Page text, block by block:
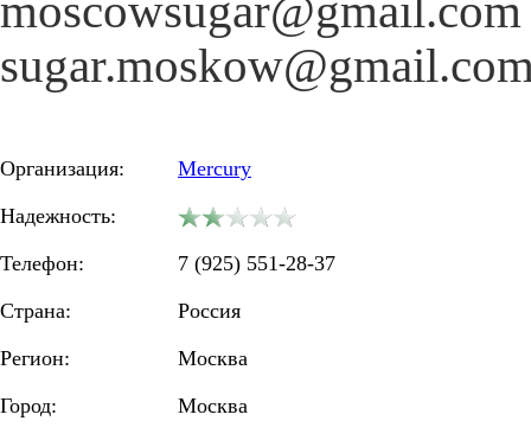
Организация:
Mercury
Надежность:
Телефон:
7 (925) 551-28-37
Страна:
Россия
Регион:
Москва
Город:
Москва